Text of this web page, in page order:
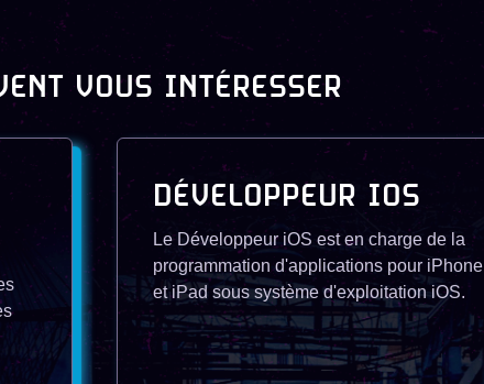
VOUS INTÉRESSER
DÉVELOPPEUR IOS
Le Développeur iOS est en charge de la
programmation d'applications pour iPhone
et iPad sous système d'exploitation iOS.